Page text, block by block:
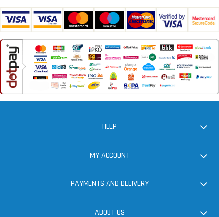
HELP
MY ACCOUNT
PAYMENTS AND DELIVERY
ABOUT US